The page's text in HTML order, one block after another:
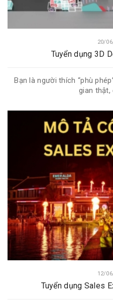
20/
Tuyển dụng 3D
Bạn là người thích “phù
gian thật,
12/
Tuyển dụng Sales